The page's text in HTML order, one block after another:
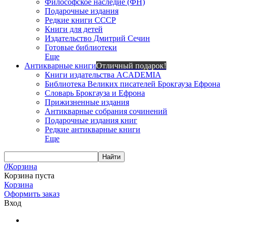
Философское наследие (ФН)
Подарочные издания
Редкие книги СССР
Книги для детей
Издательство Дмитрий Сечин
Готовые библиотеки
Еще
Антикварные книгиОтличный подарок!
Книги издательства ACADEMIA
Библиотека Великих писателей Брокгауза Ефрона
Словарь Брокгауза и Ефрона
Прижизненные издания
Антикварные собрания сочинений
Подарочные издания книг
Редкие антикварные книги
Еще
Найти
0Корзина
Корзина пуста
Корзина
Оформить заказ
Вход